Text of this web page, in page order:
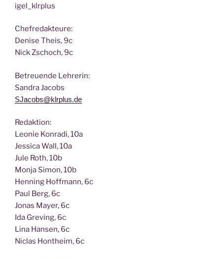
igel_klrplus
Chef­re­dak­teu­re:
Deni­se Theis, 9c
Nick Zscho­ch, 9c
Betreu­en­de Lehrerin:
San­dra Jacobs
SJacobs@klrplus.de
Redak­ti­on:
Leo­nie Kon­ra­di, 10a
Jes­si­ca Wall, 10a
Jule Roth, 10b
Mon­ja Simon, 10b
Hen­ning Hoff­mann, 6c
Paul Berg, 6c
Jonas May­er, 6c
Ida Gre­ving, 6c
Lina Han­sen, 6c
Nic­las Hont­heim, 6c